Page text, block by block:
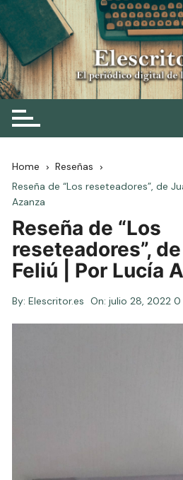
Skip
to
content
Elescritor.es
El periódico digital de los
Home
Reseñas
Reseña de “Los reseteadores”, de
Azanza
Reseña de “Los
reseteadores”,
Feliú | Por Lucía
By: Elescritor.es On:julio 28, 2022 0